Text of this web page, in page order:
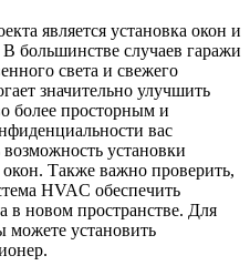
является установка окон и
большинстве случаев гаражи
света и свежего
значительно улучшить
более просторным и
вас
возможность установки
Также важно проверить,
HVAC обеспечить
в новом пространстве. Для
можете установить